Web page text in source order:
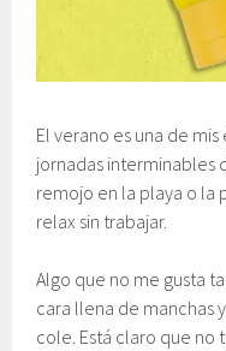
El verano es una de
jornadas interminables
remojo en la playa o la
relax sin trabajar.
Algo que no me gusta
cara llena de manchas
cole. Está claro que